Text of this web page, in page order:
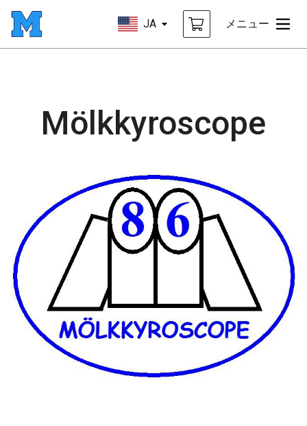
JA メニュー
Mölkkyroscope